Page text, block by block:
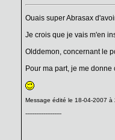
Ouais super Abrasax
Je crois que je vais m'en
Olddemon, concernant le
Pour ma part, je me
Message édité le 18-04-2007 à
--------------------